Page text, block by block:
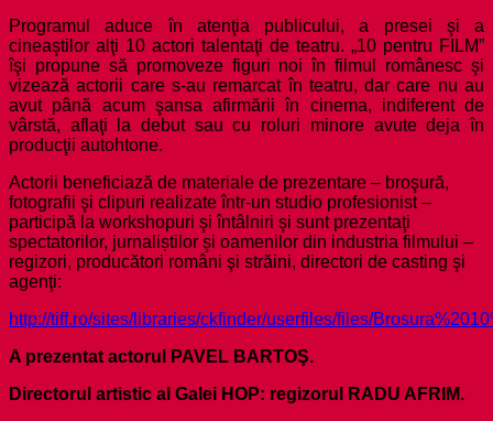
Programul aduce în atenţia publicului, a presei şi a
cineaştilor alţi 10 actori talentaţi de teatru. „10 pentru FILM”
îşi propune să promoveze figuri noi în filmul românesc şi
vizează actorii care s-au remarcat în teatru, dar care nu au
avut până acum şansa afirmării în cinema, indiferent de
vârstă, aflaţi la debut sau cu roluri minore avute deja în
producţii autohtone.
Actorii beneficiază de materiale de prezentare – broşură,
fotografii şi clipuri realizate într-un studio profesionist –
participă la workshopuri şi întâlniri şi sunt prezentaţi
spectatorilor, jurnaliștilor şi oamenilor din industria filmului –
regizori, producători români şi străini, directori de casting şi
agenţi:
http://tiff.ro/sites/libraries/ckfinder/userfiles/files/
A prezentat actorul PAVEL BARTOŞ.
Directorul artistic al Galei HOP: regizorul RADU AFRIM.